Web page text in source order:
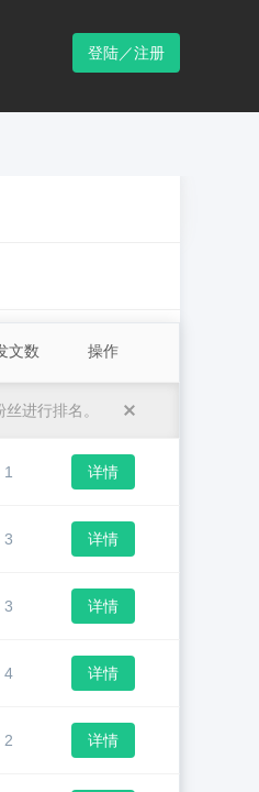
登陆／注册
文数 操作
进行排名。
1 详情
3 详情
3 详情
4 详情
2 详情